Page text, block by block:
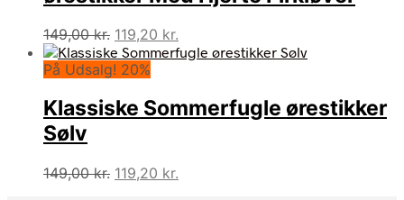
149,00kr. Den
oprindelige
pris
149,00 kr..
119,20 kr.
aktuelle
119,20 kr..
På Udsalg! 20%
Klassiske Sommerfugle ørestikker
Sølv
149,00kr. Den
119,20 kr.